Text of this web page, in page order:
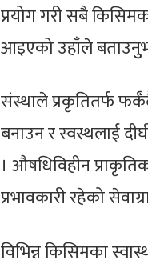
प्रयोग गरी सबै
आइएको उहाँले
संस्थाले प्रकृतितर्फ
बनाउन र स्वस्थलाई
। औषधिविहीन
प्रभावकारी रहेको
विभिन्न किसिमका